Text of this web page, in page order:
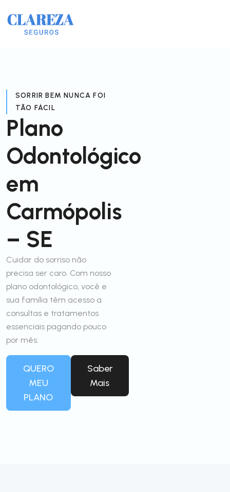
SORRIR BEM NUNCA FOI
TÃO FÁCIL
Plano
Odontológico
em
Carmópolis
– SE
Cuidar do sorriso não
precisa ser caro. Com nosso
plano odontológico, você e
sua família têm acesso a
consultas e tratamentos
essenciais pagando pouco
por mês.
QUERO
MEU
PLANO
Saber
Mais